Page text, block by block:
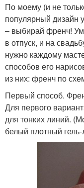
По моему (и не
популярный дизайн
– выбирай френч!
в отпуск, и на
нужно каждому
способов его
из них: френч по
Первый способ.
Для первого
для тонких линий.
белый плотный гель-